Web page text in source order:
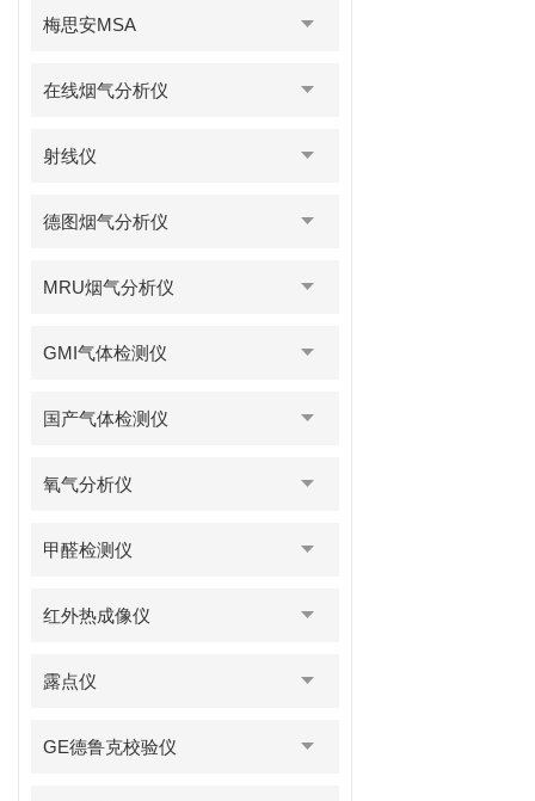
梅思安MSA
在线烟气分析仪
射线仪
德图烟气分析仪
MRU烟气分析仪
GMI气体检测仪
国产气体检测仪
氧气分析仪
甲醛检测仪
红外热成像仪
露点仪
GE德鲁克校验仪